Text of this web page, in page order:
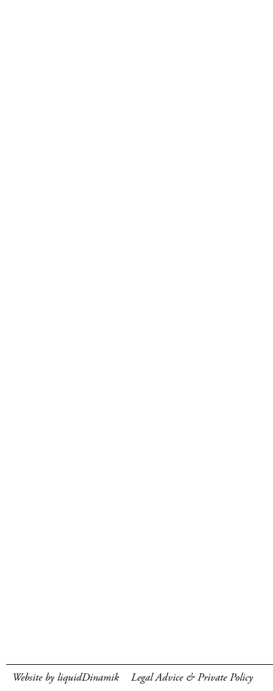
Website by liquidDinamik Legal Advice & Private Policy